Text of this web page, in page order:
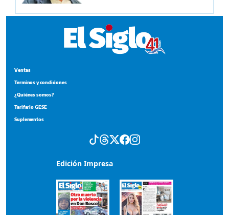
Ventas
Terminos y condiciones
¿Quiénes somos?
Tarifario GESE
Suplementos
Edición Impresa